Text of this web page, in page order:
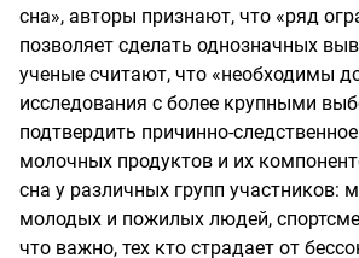
сна», авторы признают, что «ряд
позволяет сделать однозначных
ученые считают, что «необходимы
исследования с более крупными
подтвердить причинно-
молочных продуктов и их
сна у различных групп участников:
молодых и пожилых людей,
что важно, тех кто страдает от